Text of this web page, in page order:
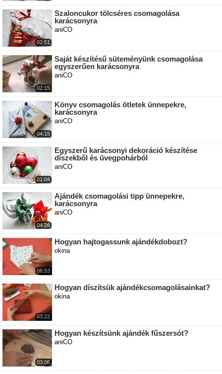
02:51
Szaloncukor tölcséres csomagolása
karácsonyra
aniCO
02:15
Saját készítésű süteményünk csomagolása
egyszerűen karácsonyra
aniCO
04:15
Könyv csomagolás ötletek ünnepekre,
karácsonyra
aniCO
01:04
Egyszerű karácsonyi dekoráció készítése
díszekből és üvegpohárból
aniCO
04:26
Ajándék csomagolási tipp ünnepekre,
karácsonyra
aniCO
06:53
Hogyan hajtogassunk ajándékdobozt?
okina
03:22
Hogyan díszítsük ajándékcsomagolásainkat?
okina
03:06
Hogyan készítsünk ajándék fűszersót?
aniCO